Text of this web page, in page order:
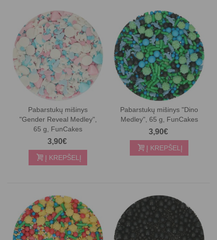
Pabarstukų mišinys
"Gender Reveal Medley",
65 g, FunCakes
3,90€
Į KREPŠELĮ
Pabarstukų mišinys "Dino
Medley", 65 g, FunCakes
3,90€
Į KREPŠELĮ